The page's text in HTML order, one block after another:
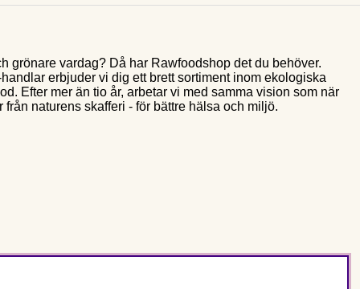
grönare vardag? Då har Rawfoodshop det du behöver.
erbjuder vi dig ett brett sortiment inom ekologiska
Efter mer än tio år, arbetar vi med samma vision som när
naturens skafferi - för bättre hälsa och miljö.